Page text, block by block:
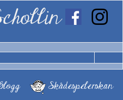
Skådespelerskan